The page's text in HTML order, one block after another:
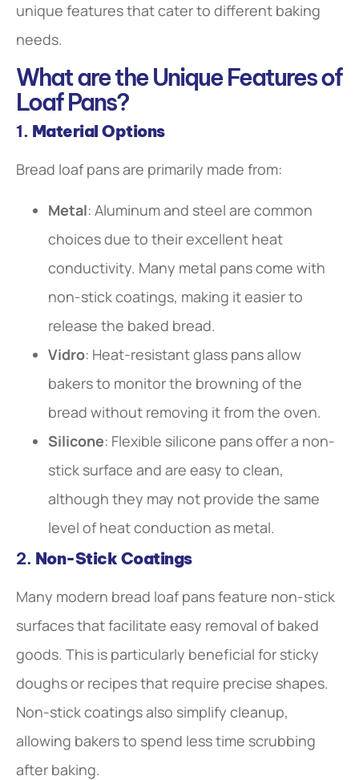
unique features that cater to different baking
needs.
What are the Unique Features of
Loaf Pans?
1. Material Options
Bread loaf pans are primarily made from:
Metal: Aluminum and steel are common
choices due to their excellent heat
conductivity. Many metal pans come with
non-stick coatings, making it easier to
release the baked bread.
Vidro: Heat-resistant glass pans allow
bakers to monitor the browning of the
bread without removing it from the oven.
Silicone: Flexible silicone pans offer a non-
stick surface and are easy to clean,
although they may not provide the same
level of heat conduction as metal.
2. Non-Stick Coatings
Many modern bread loaf pans feature non-stick
surfaces that facilitate easy removal of baked
goods. This is particularly beneficial for sticky
doughs or recipes that require precise shapes.
Non-stick coatings also simplify cleanup,
allowing bakers to spend less time scrubbing
after baking.